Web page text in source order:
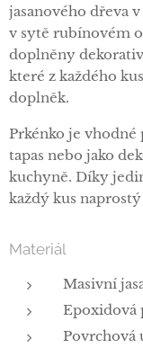
jasanového dřeva
v sytě rubínovém
doplněny
které z každého
doplněk.
Prkénko je vhodné
tapas nebo jako
kuchyně. Díky
každý kus
Materiál
Masivní
Epoxidová
Povrchová